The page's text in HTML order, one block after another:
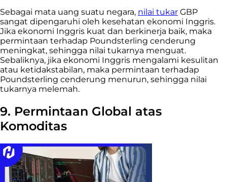
Sebagai mata uang suatu negara, nilai tukar GBP
sangat dipengaruhi oleh kesehatan ekonomi Inggris.
Jika ekonomi Inggris kuat dan berkinerja baik, maka
permintaan terhadap Poundsterling cenderung
meningkat, sehingga nilai tukarnya menguat.
Sebaliknya, jika ekonomi Inggris mengalami kesulitan
atau ketidakstabilan, maka permintaan terhadap
Poundsterling cenderung menurun, sehingga nilai
tukarnya melemah.
9. Permintaan Global atas
Komoditas